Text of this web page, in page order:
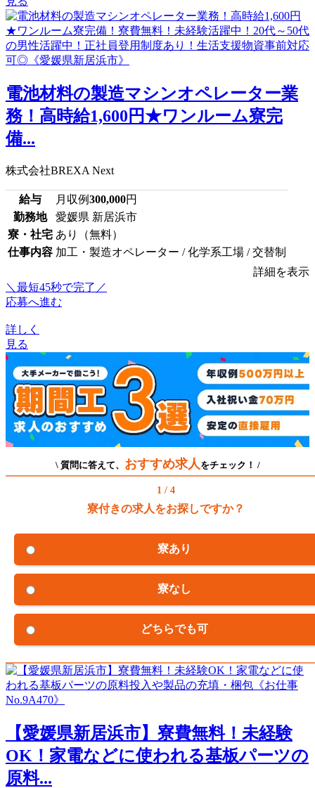
電池材料の製造マシンオペレーター業
務！高時給1,600円★ワンルーム寮完
備...
株式会社BREXA Next
給与 月収例300,000円
勤務地
愛媛県 新居浜市
寮・社宅 あり（無料）
仕事内容 加工・製造オペレーター / 化学系工場 / 交替制
詳細を表示
＼最短45秒で完了／
応募へ進む
詳しく
見る
\ 質問に答えて、 おすすめ求人 をチェック！ /
1 / 4
寮付きの求人をお探しですか？
寮あり
寮なし
どちらでも可
【愛媛県新居浜市】寮費無料！未経験
OK！家電などに使われる基板パーツの
原料...